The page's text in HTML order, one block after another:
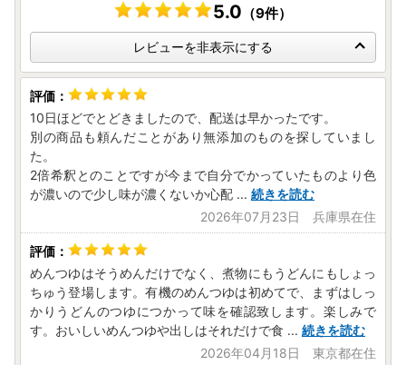
5.0 （9件）
レビューを非表示にする
10日ほどでとどきましたので、配送は早かったです。
別の商品も頼んだことがあり無添加のものを探していまし
た。
2倍希釈とのことですが今まで自分でかっていたものより色
が濃いので少し味が濃くないか心配 ... 続きを読む
2026年07月23日 兵庫県在住
めんつゆはそうめんだけでなく、煮物にもうどんにもしょっ
ちゅう登場します。有機のめんつゆは初めてで、まずはしっ
かりうどんのつゆにつかって味を確認致します。楽しみで
す。おいしいめんつゆや出しはそれだけで食 ... 続きを読む
2026年04月18日 東京都在住